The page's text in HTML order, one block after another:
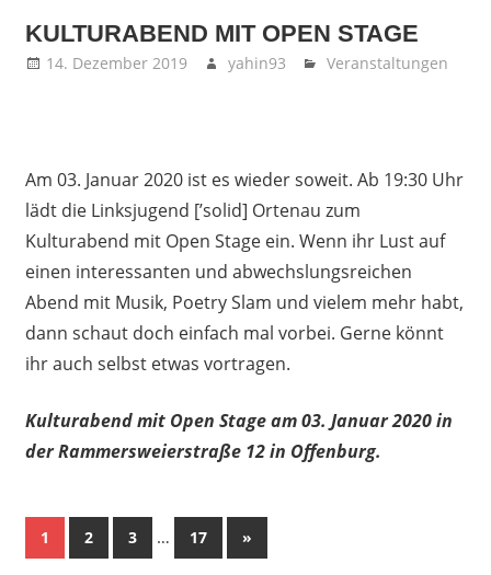
KULTURABEND MIT OPEN STAGE
14. Dezember 2019 yahin93 Veranstaltungen
Am 03. Januar 2020 ist es wieder soweit. Ab 19:30 Uhr
lädt die Linksjugend [’solid] Ortenau zum
Kulturabend mit Open Stage ein. Wenn ihr Lust auf
einen interessanten und abwechslungsreichen
Abend mit Musik, Poetry Slam und vielem mehr habt,
dann schaut doch einfach mal vorbei. Gerne könnt
ihr auch selbst etwas vortragen.
Kulturabend mit Open Stage am 03. Januar 2020 in
der Rammersweierstraße 12 in Offenburg.
Seitennummerierung
1 2 3 … 17
Nächste
Beiträge
»